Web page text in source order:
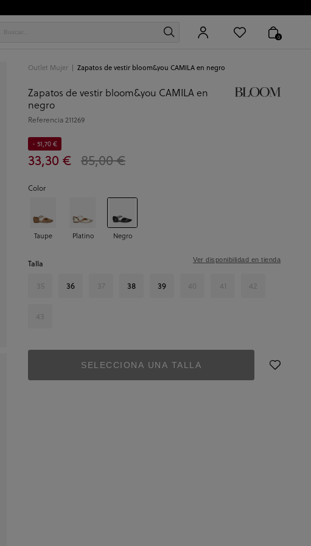
0
Outlet Mujer Zapatos de vestir bloom&you CAMILA en negro
Zapatos de vestir bloom&you CAMILA en
negro
Referencia211269
33,30 € 85,00 €
- 51,70 €
Color
Taupe Platino Negro
Talla
35 36 37 38 39 40 41 42
43
Ver disponibilidad en tienda
SELECCIONA UNA TALLA